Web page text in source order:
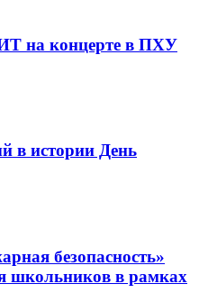
на концерте в ПХУ
в истории День
безопасность»
школьников в рамках